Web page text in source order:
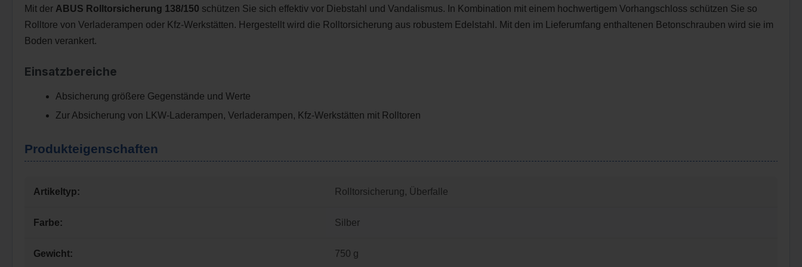
Mit der ABUS Rolltorsicherung 138/150 schützen Sie sich effektiv vor Diebstahl und Vandalismus. In Kombination mit einem hochwertigem Vorhangschloss schützen Sie so
Rolltore von Verladerampen oder Kfz-Werkstätten. Hergestellt wird die Rolltorsicherung aus robustem Edelstahl. Mit den im Lieferumfang enthaltenen Betonschrauben wird sie im
Boden verankert.
Einsatzbereiche
Absicherung größere Gegenstände und Werte
Zur Absicherung von LKW-Laderampen, Verladerampen, Kfz-Werkstätten mit Rolltoren
Produkteigenschaften
Artikeltyp: Rolltorsicherung, Überfalle
Farbe: Silber
Gewicht: 750 g